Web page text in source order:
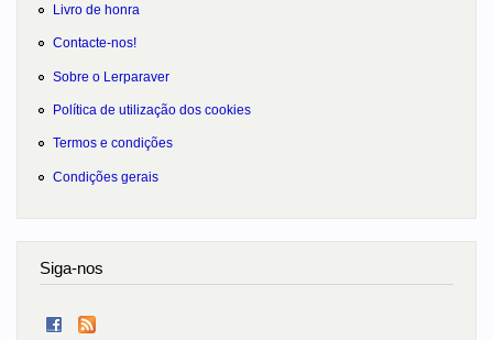
Livro de honra
Contacte-nos!
Sobre o Lerparaver
Política de utilização dos cookies
Termos e condições
Condições gerais
Siga-nos